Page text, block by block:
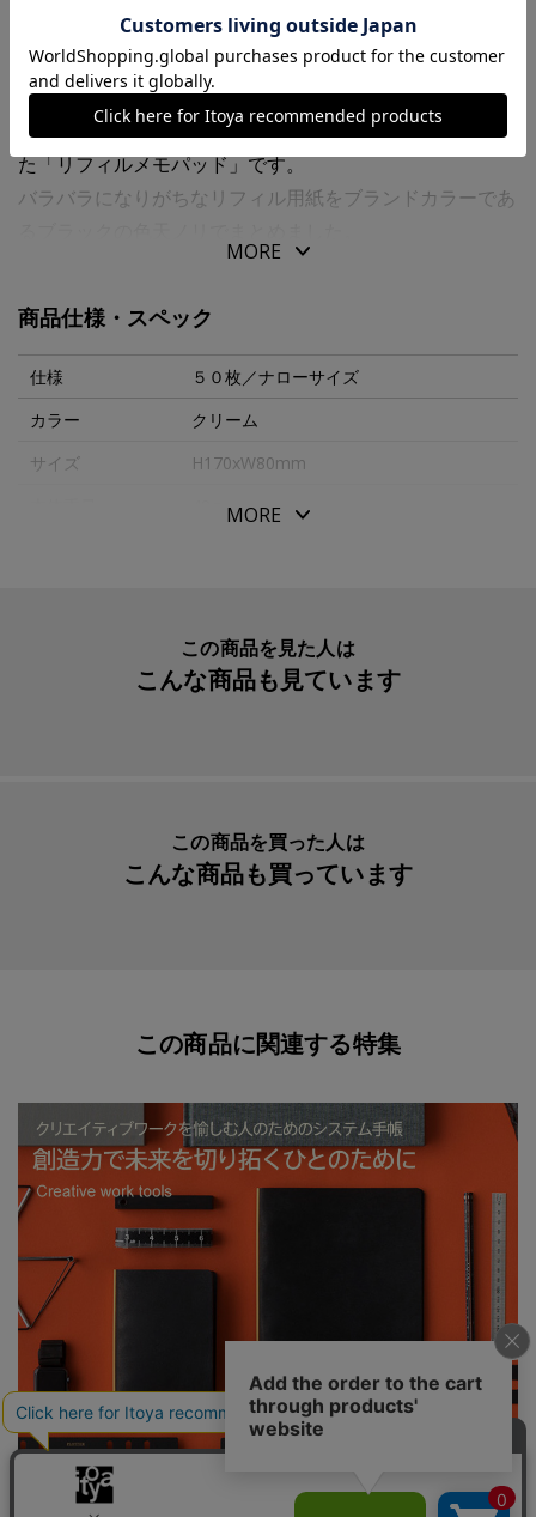
商品の特徴
“ＰＬＯＴＴＥＲ”オリジナルのリフィル専用用紙を使用し
た「リフィルメモパッド」です。
バラバラになりがちなリフィル用紙をブランドカラーであ
そのままメモやノートとして、バインダーに挟んでも使え
必要な時に必要な分だけ自由に切り離して、６穴リングレ
ザーバインダーで大切なアイデアを編集できる「リフィル
メモパッド」で創造力が巡ります。
【商品仕様】
●Ｄｅｓｉｇｎｐｈｉｌ Ｐｏｃｋｅｔｂｏｏｋ用紙（ク
MORE
商品仕様・スペック
仕様
５０枚／ナローサイズ
カラー
クリーム
サイズ
H170xW80mm
１冊
77716428
MORE
この商品を見た人は
こんな商品も見ています
この商品を買った人は
こんな商品も買っています
この商品に関連する特集